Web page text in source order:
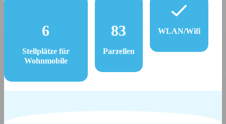
6
Stellplätze für
Wohnmobile
83
Parzellen
WLAN/Wifi